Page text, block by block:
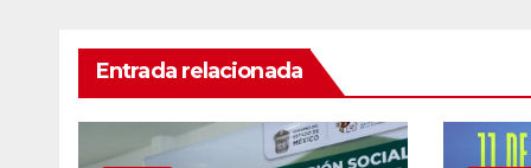
Entrada relacionada